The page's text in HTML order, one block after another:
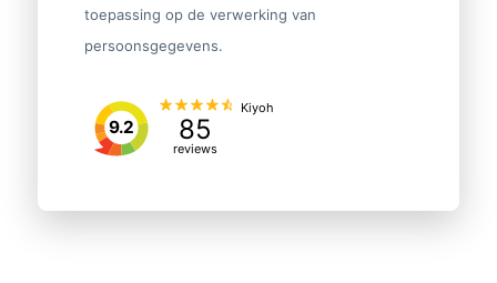
toepassing op de verwerking van
persoonsgegevens.
9.2 85
reviews
Kiyoh